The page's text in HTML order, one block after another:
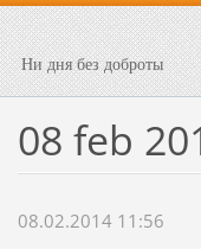
Ни дня без доброты
08 feb
08.02.2014 11:56